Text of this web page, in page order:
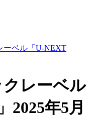
ーベル「U-NEXT
レーベル
2025年5月